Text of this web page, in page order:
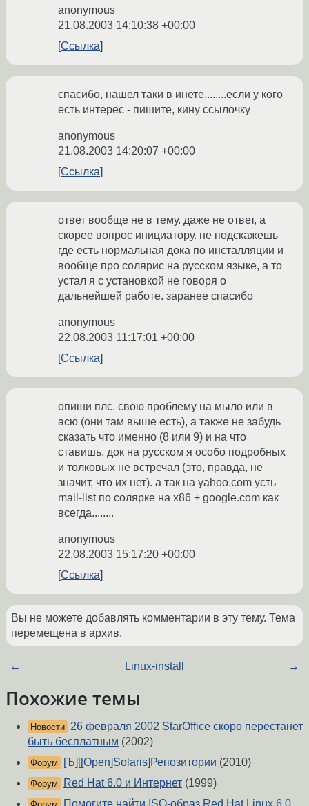
anonymous
21.08.2003 14:10:38 +00:00
Ссылка
спасибо, нашел таки в инете........если у кого
есть интерес - пишите, кину ссылочку
anonymous
21.08.2003 14:20:07 +00:00
Ссылка
ответ вообще не в тему. даже не ответ, а
скорее вопрос инициатору. не подскажешь
где есть нормальная дока по инсталляции и
вообще про солярис на русском языке, а то
устал я с установкой не говоря о
дальнейшей работе. заранее спасибо
anonymous
22.08.2003 11:17:01 +00:00
Ссылка
опиши плс. свою проблему на мыло или в
асю (они там выше есть), а также не забудь
сказать что именно (8 или 9) и на что
ставишь. док на русском я особо подробных
и толковых не встречал (это, правда, не
значит, что их нет). а так на yahoo.com усть
mail-list по солярке на x86 + google.com как
всегда........
anonymous
22.08.2003 15:17:20 +00:00
Ссылка
Вы не можете добавлять комментарии в эту тему. Тема
перемещена в архив.
← Linux-install →
Похожие темы
Новости 26 февраля 2002 StarOffice скоро перестанет
быть бесплатным (2002)
Форум [Ъ][[Open]Solaris]Репозитории (2010)
Форум Red Hat 6.0 и Интернет (1999)
Помогите найти ISO-образ Red Hat Linux 6.0